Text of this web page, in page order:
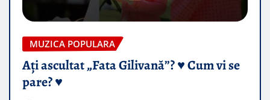
MUZICA POPULARA
Ați ascultat „Fata Gilivană”? ♥️ Cum vi se
pare? ♥️